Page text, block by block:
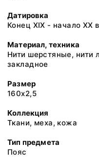
Датировка
Конец ХIХ - начало ХХ
Материал, техника
Нити шерстяные, нити
закладное
Размер
160х2,5
Коллекция
Ткани, меха, кожа
Тип предмета
Пояс